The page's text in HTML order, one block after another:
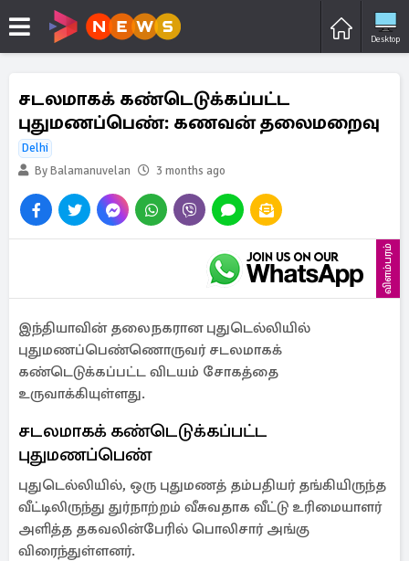
Desktop
சடலமாகக் கண்டெடுக்கப்பட்ட
புதுமணப்பெண்: கணவன் தலைமறைவு
Delhi
By Balamanuvelan
3 months ago
விளம்பரம்
இந்தியாவின் தலைநகரான புதுடெல்லியில்
புதுமணப்பெண்ணொருவர் சடலமாகக்
கண்டெடுக்கப்பட்ட விடயம் சோகத்தை
உருவாக்கியுள்ளது.
சடலமாகக் கண்டெடுக்கப்பட்ட
புதுமணப்பெண்
புதுடெல்லியில், ஒரு புதுமணத் தம்பதியர் தங்கியிருந்த
வீட்டிலிருந்து துர்நாற்றம் வீசுவதாக வீட்டு உரிமையாளர்
அளித்த தகவலின்பேரில் பொலிசார் அங்கு
விரைந்துள்ளனர்.